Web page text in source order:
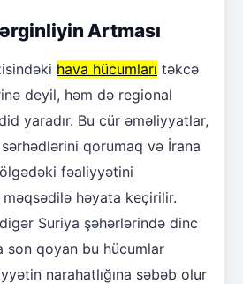
Artması
hava hücumları təkcə
deyil, həm də regional
yaradır. Bu cür əməliyyatlar,
qorumaq və İrana
fəaliyyətini
məqsədilə həyata keçirilir.
Suriya şəhərlərində dinc
son qoyan bu hücumlar
narahatlığına səbəb olur